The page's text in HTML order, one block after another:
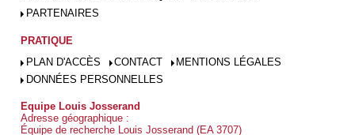
PARTENAIRES
PRATIQUE
PLAN D'ACCÈS
CONTACT
MENTIONS LÉGALES
DONNÉES PERSONNELLES
Equipe Louis Josserand
Adresse géographique :
Équipe de recherche Louis Josserand (EA 3707)